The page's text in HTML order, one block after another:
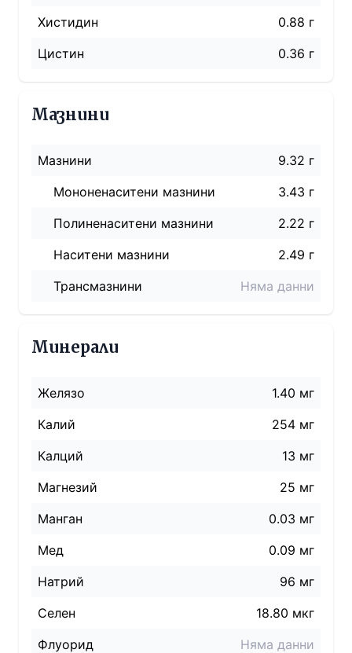
Хистидин
0.88 г
Цистин
0.36 г
Мазнини
Мазнини
9.32 г
Мононенаситени мазнини
3.43 г
Полиненаситени мазнини
2.22 г
Наситени мазнини
2.49 г
Трансмазнини
Няма данни
Минерали
Желязо
1.40 мг
Калий
254 мг
Калций
13 мг
Магнезий
25 мг
Манган
0.03 мг
Мед
0.09 мг
Натрий
96 мг
Селен
18.80 мкг
Флуорид
Няма данни